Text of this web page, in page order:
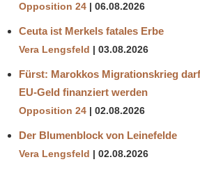
Opposition 24 06.08.2026
Ceuta ist Merkels fatales Erbe
Vera Lengsfeld 03.08.2026
Fürst: Marokkos Migrationskrieg
EU-Geld finanziert werden
Opposition 24 02.08.2026
Der Blumenblock von Leinefelde
Vera Lengsfeld 02.08.2026